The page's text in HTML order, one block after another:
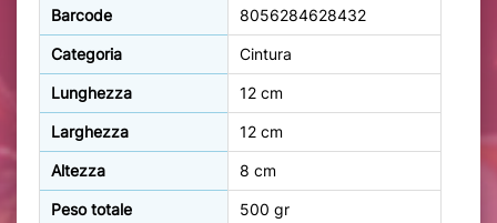
Barcode 8056284628432
Categoria Cintura
Lunghezza 12 cm
Larghezza 12 cm
Altezza 8 cm
Peso totale 500 gr